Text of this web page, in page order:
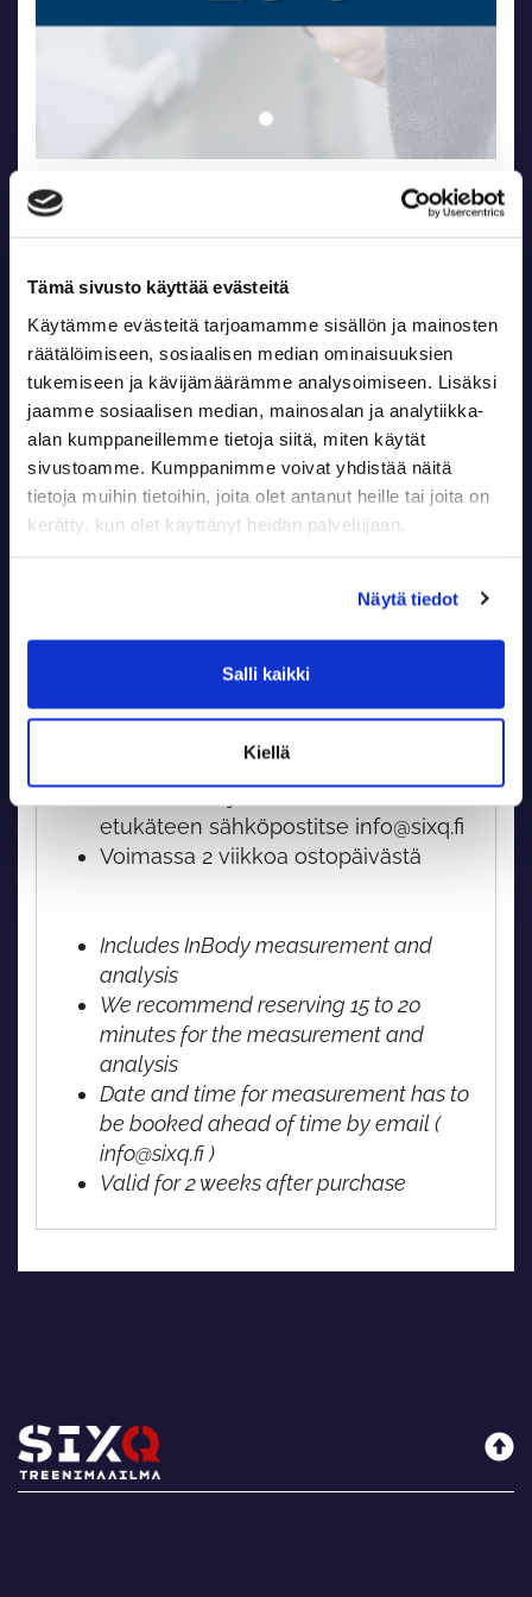
Tämä sivusto käyttää evästeitä
Käytämme evästeitä tarjoamamme sisällön ja mainosten
räätälöimiseen, sosiaalisen median ominaisuuksien
tukemiseen ja kävijämäärämme analysoimiseen. Lisäksi
jaamme sosiaalisen median, mainosalan ja analytiikka-
alan kumppaneillemme tietoja siitä, miten käytät
sivustoamme. Kumppanimme voivat yhdistää näitä
tietoja muihin tietoihin, joita olet antanut heille tai joita on
kerätty, kun olet käyttänyt heidän palvelujaan.
Näytä tiedot
Salli kaikki
Kiellä
InBody mittaus / InBody
measurement
Yksi InBody mittaus.
One InBody measurement.
26,00 € / kpl sis. alv 25,50 %
- + Kpl
Lisää ostoskoriin
Sisältää InBody-mittauksen sekä
tulosten läpikäynnin.
Mittaukseen ja tuloksen
etukäteen sähköpostitse info@sixq.fi
Voimassa 2 viikkoa ostopäivästä
Includes InBody measurement and
analysis
We recommend reserving 15 to 20
minutes for the measurement and
analysis
Date and time for measurement has to
be booked ahead of time by email (
info@sixq.fi )
Valid for 2 weeks after purchase